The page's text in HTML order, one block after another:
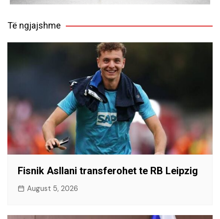
Të ngjajshme
Fisnik Asllani transferohet te RB Leipzig
August 5, 2026